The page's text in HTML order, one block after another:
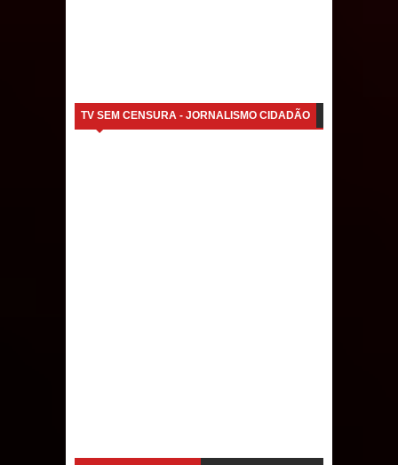
TV SEM CENSURA - JORNALISMO CIDADÃO